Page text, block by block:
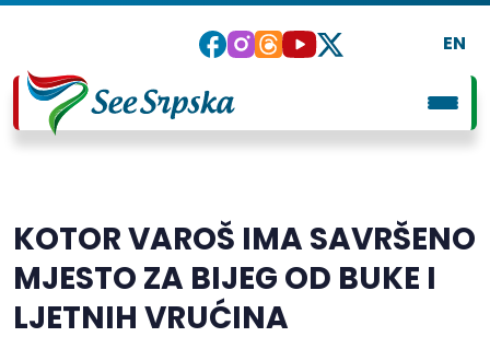
EN
KOTOR VAROŠ IMA SAVRŠENO
MJESTO ZA BIJEG OD BUKE I
LJETNIH VRUĆINA